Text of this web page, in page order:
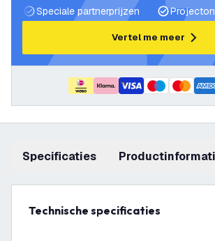
Speciale partnerprijzen
Vertel me meer
Specificaties
Technische specificaties